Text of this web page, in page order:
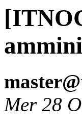
Mer 28